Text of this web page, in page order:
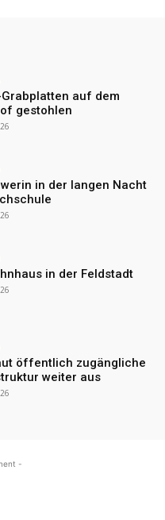
auf dem
gestohlen
in der langen Nacht
in der Feldstadt
öffentlich zugängliche
weiter aus
-